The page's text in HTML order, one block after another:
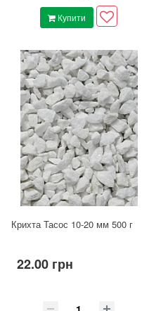
Купити
Крихта Тасос 10-20 мм 500 г
22.00 грн